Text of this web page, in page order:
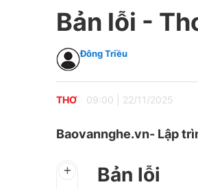
Bản lỗi -
Đông Triều
THƠ 09:00 22/11/2025
Baovannghe.vn- Lập
Bản lỗi